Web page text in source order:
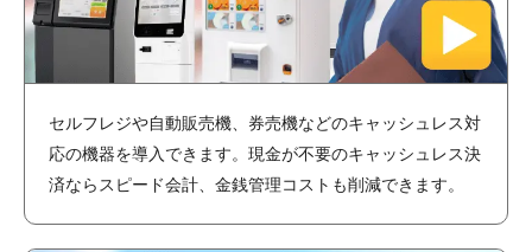
セルフレジや自動販売機、券売機などのキャッシュレス対
応の機器を導入できます。現金が不要のキャッシュレス決
済ならスピード会計、金銭管理コストも削減できます。